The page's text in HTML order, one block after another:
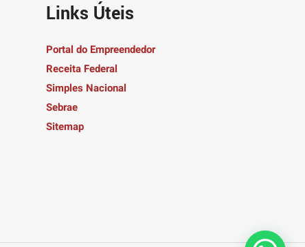
Links Úteis
Portal do Empreendedor
Receita Federal
Simples Nacional
Sebrae
Sitemap